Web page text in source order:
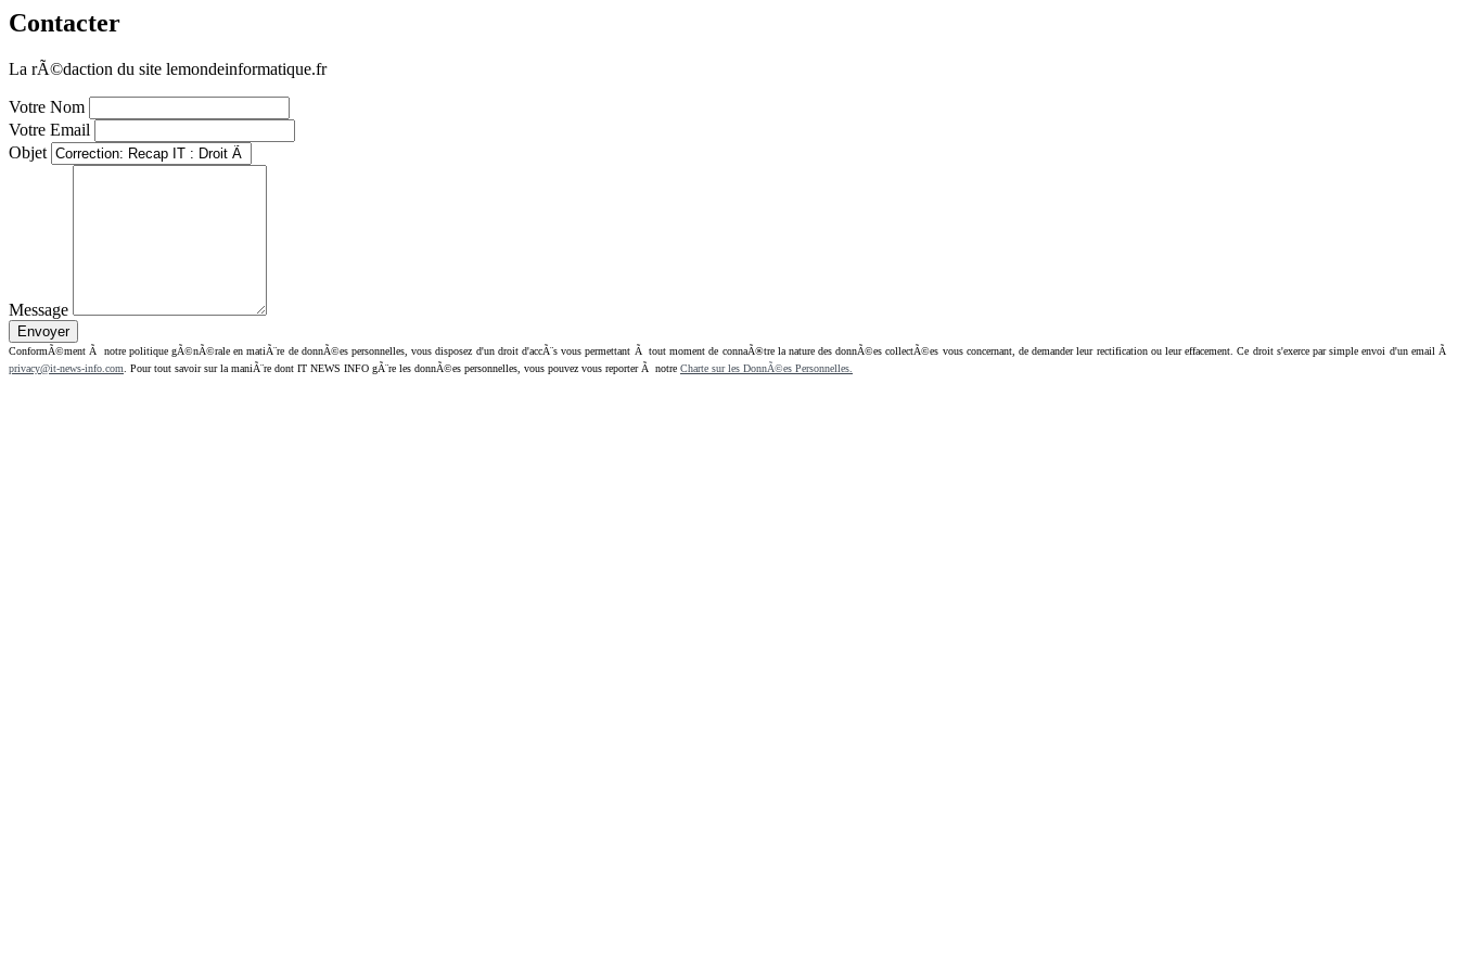
Contacter
La rÃ©daction du site lemondeinformatique.fr
Votre Nom
Votre Email
Objet
Message
ConformÃ©ment Ã notre politique gÃ©nÃ©rale en matiÃ¨re de donnÃ©es personnelles, vous disposez d'un droit d'accÃ¨s vous permettant Ã tout moment de connaÃ®tre la nature des donnÃ©es collectÃ©es vous concernant, de demander leur rectification ou leur effacement. Ce droit s'exerce par simple envoi d'un email Ã
privacy@it-news-info.com . Pour tout savoir sur la maniÃ¨re dont IT NEWS INFO gÃ¨re les donnÃ©es personnelles, vous pouvez vous reporter Ã notre Charte sur les DonnÃ©es Personnelles.